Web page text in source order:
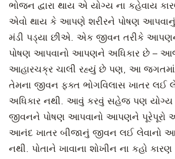
ભોજન દ્વારા થાય એ યોગ્ય ના કહેવાય
એવો થાય કે આપણે શરીરને પોષણ આપવાનું
મંડી પડ્યા છીએ. એક જીવન તરીકે
પોષણ આપવાનો આપણને અધિકાર છે –
આહારચક્ર ચાલી રહ્યું છે પણ, આ
તેમના જીવન ફક્ત ભોગવિલાસ ખાતર લઈ
અધિકાર નથી. આવું કરવું સહેજ પણ
જીવનને પોષણ આપવાનો આપણને પૂરેપૂરો
આનંદ ખાતર બીજાનું જીવન લઈ લેવાનો
નથી. પોતાને ખાવાના શોખીન ના કહો